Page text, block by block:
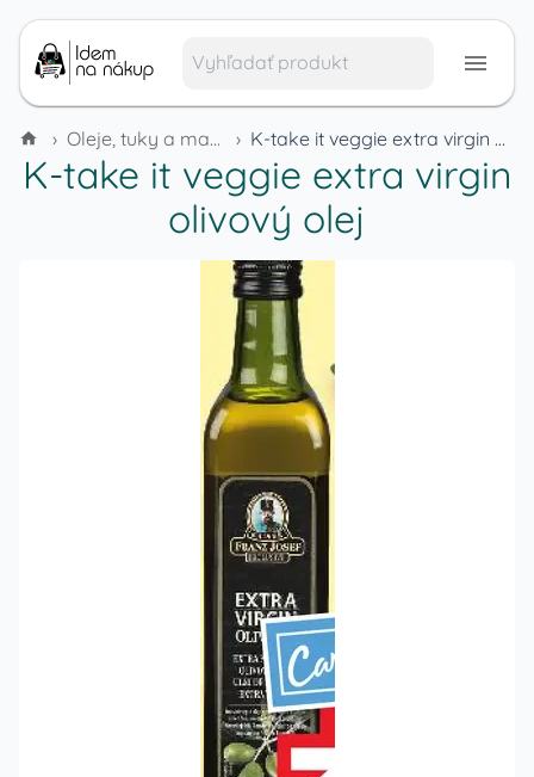
› Oleje, tuky a margaríny › K-take it veggie extra virgin olivový olej
K-take it veggie extra virgin
olivový olej